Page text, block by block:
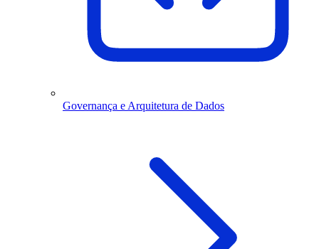
Governança e Arquitetura de Dados